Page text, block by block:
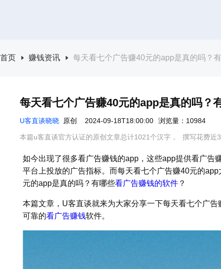
首页 赚钱资讯 每天看七个广告赚40元的app是真的吗？
每天看七个广告赚40元的app是真的吗？
U客直谈晓晓 原创 2024-09-18T18:00:00 浏览量：10984
本篇u客直谈官方认证的原创文章总计1021个汉字， 撰写花费近
如今出现了很多看广告赚钱的app，这些app提供看广告
平台上投放的广告指标。而每天看七个广告赚40元的
元的app是真的吗？有哪些看广告赚钱的软件 ？
本篇文章，U客直谈就来为大家分享一下每天看七个广
可靠的看广告赚钱软件。